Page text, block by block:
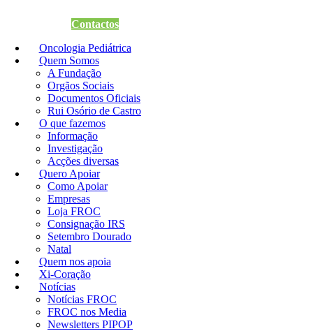
Contactos
Oncologia Pediátrica
Quem Somos
A Fundação
Orgãos Sociais
Documentos Oficiais
Rui Osório de Castro
O que fazemos
Informação
Investigação
Acções diversas
Quero Apoiar
Como Apoiar
Empresas
Loja FROC
Consignação IRS
Setembro Dourado
Natal
Quem nos apoia
Xi-Coração
Notícias
Notícias FROC
FROC nos Media
Newsletters PIPOP